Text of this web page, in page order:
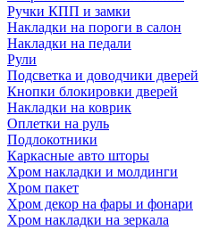
Ручки КПП и замки
Накладки на пороги в салон
Накладки на педали
Рули
Подсветка и доводчики дверей
Кнопки блокировки дверей
Накладки на коврик
Оплетки на руль
Подлокотники
Каркасные авто шторы
Хром накладки и молдинги
Хром пакет
Хром декор на фары и фонари
Хром накладки на зеркала